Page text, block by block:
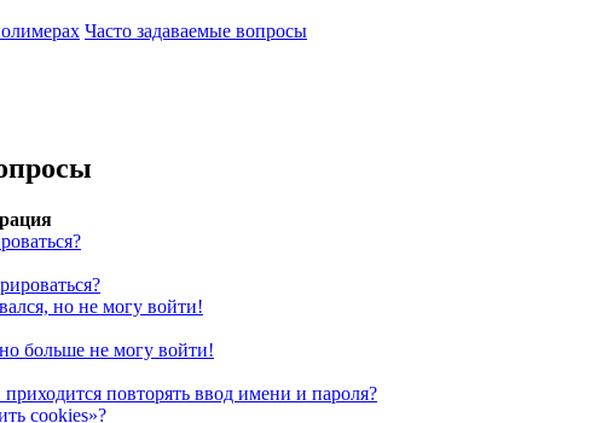
Часто задаваемые вопросы
но не могу войти!
больше не могу войти!
повторять ввод имени и пароля?
cookies»?